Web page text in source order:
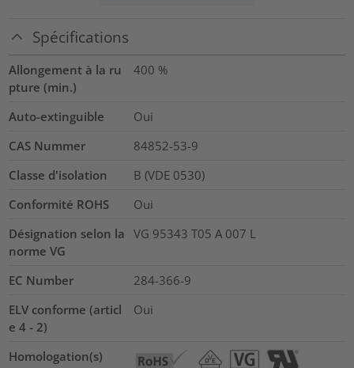
Spécifications
Allongement à la ru
pture (min.)
400 %
Auto-extinguible
Oui
CAS Nummer
84852-53-9
Classe d'isolation
B (VDE 0530)
Conformité ROHS
Oui
Désignation selon la
norme VG
VG 95343 T05 A 007 L
EC Number
284-366-9
ELV conforme (articl
e 4 - 2)
Oui
Homologation(s)